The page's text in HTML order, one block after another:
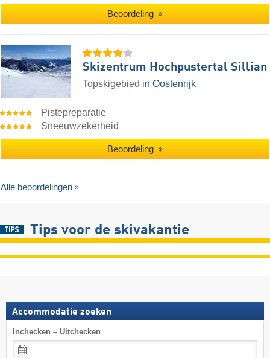
Beoordeling
Skizentrum Hochpustertal Sillian
Topskigebied in Oostenrijk
Pistepreparatie
Sneeuwzekerheid
Beoordeling
Alle beoordelingen
Tips voor de skivakantie
Accommodatie zoeken
Inchecken – Uitchecken